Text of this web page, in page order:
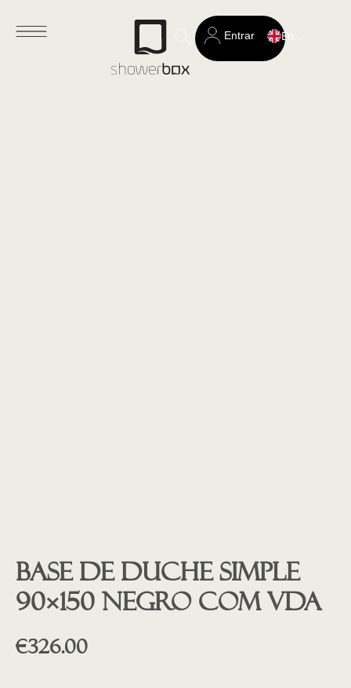
Search
for:
Entrar
Base de duche SIMPLE
90×150 NEGRO COM VDA
€326.00